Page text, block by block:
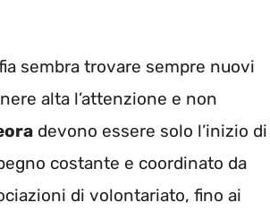
sembra trovare sempre nuovi
alta l’attenzione e non
devono essere solo l’inizio di
costante e coordinato da
di volontariato, fino ai